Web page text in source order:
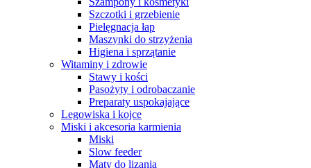
Szczotki i grzebienie
Pielęgnacja łap
Maszynki do strzyżenia
Higiena i sprzątanie
Witaminy i zdrowie
Stawy i kości
Pasożyty i odrobaczanie
Preparaty uspokajające
Legowiska i kojce
Miski i akcesoria karmienia
Miski
Slow feeder
Maty do lizania